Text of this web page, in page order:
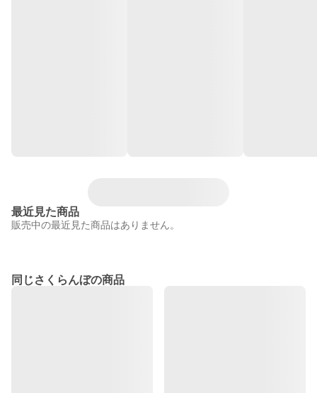
最近見た商品
販売中の最近見た商品はありません。
同じさくらんぼの商品